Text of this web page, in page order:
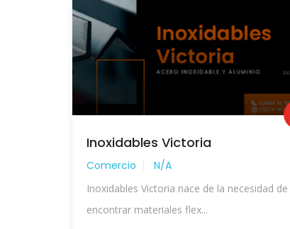
Inoxidables Victoria
Comercio N/A
Inoxidables Victoria nace de la necesidad de
encontrar materiales flex...